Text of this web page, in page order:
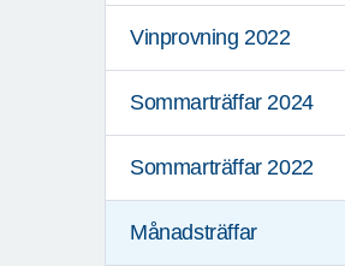
Vinprovning 2022
Sommarträffar 2024
Sommarträffar 2022
Månadsträffar